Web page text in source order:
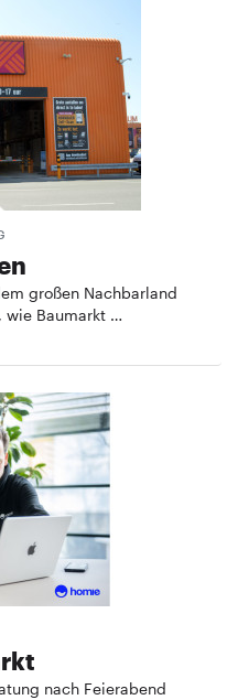
großen Nachbarland
wie Baumarkt …
nach Feierabend